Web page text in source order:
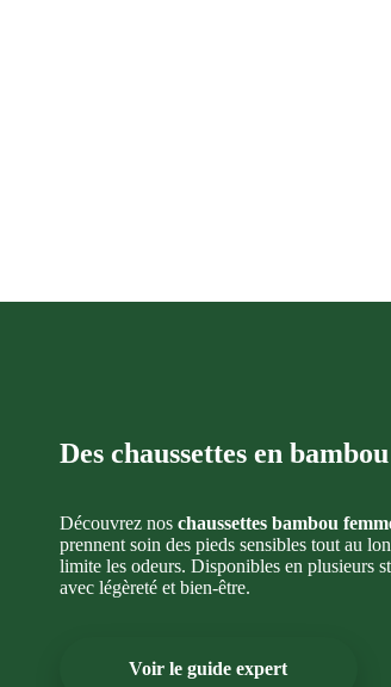
Des chaussettes en
Découvrez nos chaussettes bambou
prennent soin des pieds sensibles tout au
limite les odeurs. Disponibles en plusieurs
avec légèreté et bien-être.
Voir le guide expert